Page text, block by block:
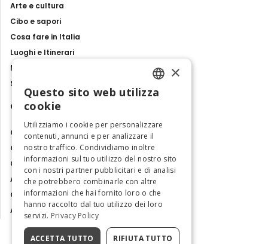
Arte e cultura
Cibo e sapori
Cosa fare in Italia
Luoghi e Itinerari
Mostre, eventi e spettacoli
Storie e tradizioni
Contatti
Chi siamo
Collabora con noi
Contatti
Ambasciatrice dell'Eccellenza
Osservatorio Turismo
Area Riservata
ENGLISH
ITALIAN
×
Questo sito web utilizza
cookie
Utilizziamo i cookie per personalizzare
contenuti, annunci e per analizzare il
nostro traffico. Condividiamo inoltre
informazioni sul tuo utilizzo del nostro sito
con i nostri partner pubblicitari e di analisi
che potrebbero combinarle con altre
informazioni che hai fornito loro o che
hanno raccolto dal tuo utilizzo dei loro
servizi. Privacy Policy
ACCETTA TUTTO RIFIUTA TUTTO